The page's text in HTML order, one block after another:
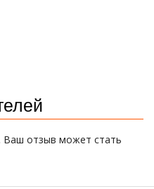
Ваш отзыв может стать